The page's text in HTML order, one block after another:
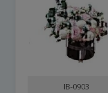
IB-0903